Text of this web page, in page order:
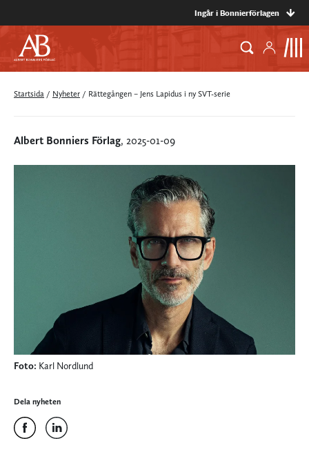
Ingår i Bonnierförlagen
Startsida / Nyheter / Rättegången – Jens Lapidus i ny SVT-serie
Albert Bonniers Förlag, 2025-01-09
Foto: Karl Nordlund
Dela nyheten